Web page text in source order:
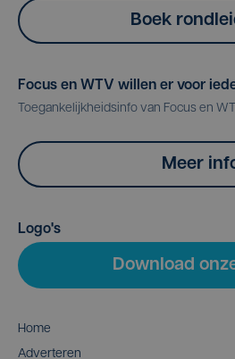
Boek
Focus en WTV willen er voor
Toegankelijkheidsinfo van Focus en
Meer
Logo's
Download
Home
Adverteren